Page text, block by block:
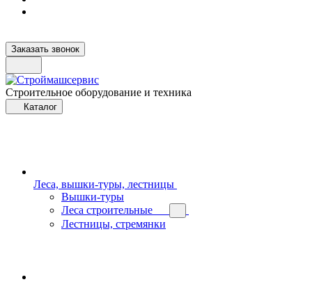
Заказать звонок
Строительное оборудование и техника
Каталог
Леса, вышки-туры, лестницы
Вышки-туры
Леса строительные
Лестницы, стремянки